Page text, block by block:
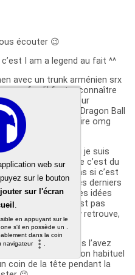
écouter 😉
I am a legend au fait ^^
avec un trunk arménien srx
sauf qu’il faut reconnaître
hallucinants pour
l’univers de Dragon Ball
acteurs et l’histoire omg
de komikku je suis
c’est évident que c’est du
ça me dérange pas si c’est
les premiers ni les derniers
pas les bonnes idées
Disons que c’est pas
lecteur lui, si il s’y retrouve,
vu comment vous l’avez
contraste avec le ton habituel
coin de la tête pendant la